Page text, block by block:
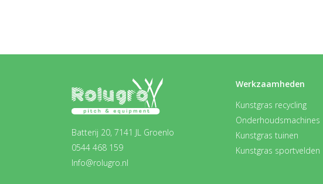
Batterij 20, 7141 JL Groenlo
0544 468 159
Info@rolugro.nl
Werkzaamheden
Kunstgras recycling
Onderhoudsmachines
Kunstgras tuinen
Kunstgras sportvelden